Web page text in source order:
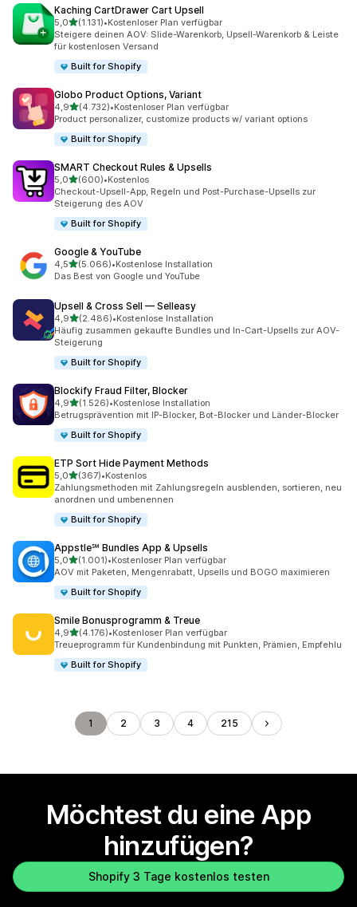
Kaching CartDrawer Cart Upsell
5,0von 5 Sternen
(1.131)
1131 Rezensionen insgesamt
•Kostenloser Plan verfügbar
Steigere deinen AOV: Slide-Warenkorb, Upsell-Warenkorb & Leiste
für kostenlosen Versand
Built for Shopify
Globo Product Options, Variant
4,9von 5 Sternen
(4.732)
4732 Rezensionen insgesamt
•Kostenloser Plan verfügbar
Product personalizer, customize products w/ variant options
Built for Shopify
SMART Checkout Rules & Upsells
5,0von 5 Sternen
(600)
600 Rezensionen insgesamt
•Kostenlos
Checkout-Upsell-App, Regeln und Post-Purchase-Upsells zur
Steigerung des AOV
Built for Shopify
Google & YouTube
4,5von 5 Sternen
(5.066)
5066 Rezensionen insgesamt
•Kostenlose Installation
Das Best von Google und YouTube
Upsell & Cross Sell — Selleasy
4,9von 5 Sternen
(2.486)
2486 Rezensionen insgesamt
•Kostenlose Installation
Häufig zusammen gekaufte Bundles und In-Cart-Upsells zur AOV-
Steigerung
Built for Shopify
Blockify Fraud Filter, Blocker
4,9von 5 Sternen
(1.526)
1526 Rezensionen insgesamt
•Kostenlose Installation
Betrugsprävention mit IP-Blocker, Bot-Blocker und Länder-Blocker
Built for Shopify
ETP Sort Hide Payment Methods
5,0von 5 Sternen
(367)
367 Rezensionen insgesamt
•Kostenlos
Zahlungsmethoden mit Zahlungsregeln ausblenden, sortieren, neu
anordnen und umbenennen
Built for Shopify
Appstle℠ Bundles App & Upsells
5,0von 5 Sternen
(1.001)
1001 Rezensionen insgesamt
•Kostenloser Plan verfügbar
AOV mit Paketen, Mengenrabatt, Upsells und BOGO maximieren
Built for Shopify
Smile Bonusprogramm & Treue
4,9von 5 Sternen
(4.176)
4176 Rezensionen insgesamt
•Kostenloser Plan verfügbar
Treueprogramm für Kundenbindung mit Punkten, Prämien, Empfehlu
Built for Shopify
1 2 3 4 215
Möchtest du eine App
hinzufügen?
Shopify 3 Tage kostenlos testen